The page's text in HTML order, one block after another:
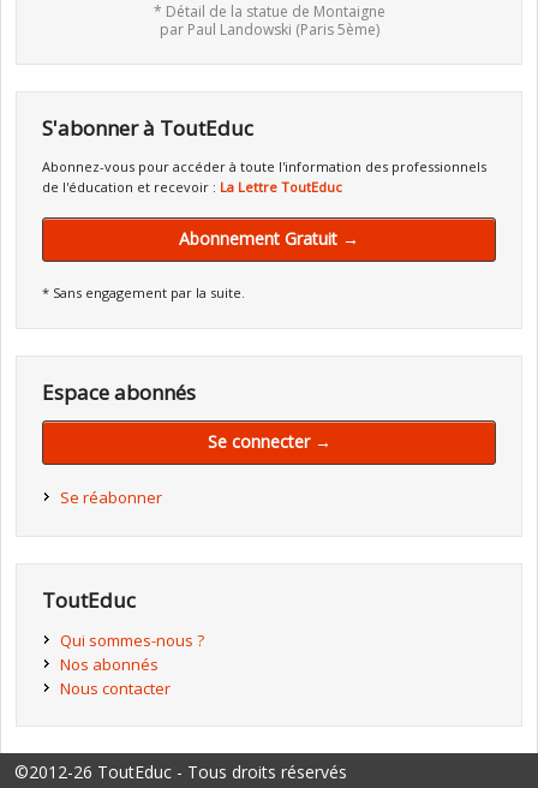
* Détail de la statue de Montaigne
par Paul Landowski (Paris 5ème)
S'abonner à ToutEduc
Abonnez-vous pour accéder à toute l'information des professionnels
de l'éducation et recevoir : La Lettre ToutEduc
Abonnement Gratuit →
* Sans engagement par la suite.
Espace abonnés
Se connecter →
Se réabonner
ToutEduc
Qui sommes-nous ?
Nos abonnés
Nous contacter
©2012-26 ToutEduc - Tous droits réservés